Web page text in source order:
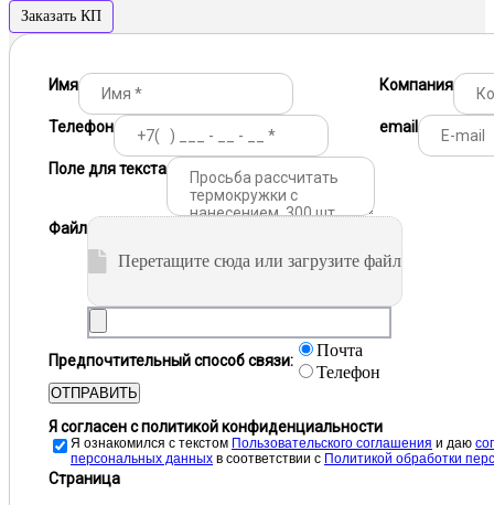
Заказать КП
Имя Компания
Телефон email
Поле для текста
Файл
Перетащите сюда или загрузите файл
Предпочтительный способ связи:
Почта
Телефон
ОТПРАВИТЬ
Я согласен с политикой конфиденциальности
Я ознакомился с текстом Пользовательского соглашения и даю
персональных данных в соответствии с Политикой обработки
Страница